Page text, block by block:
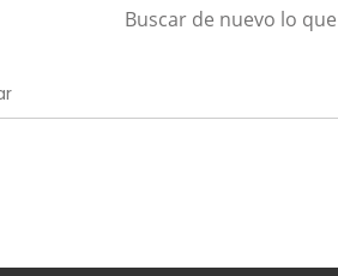
Buscar de nuevo lo